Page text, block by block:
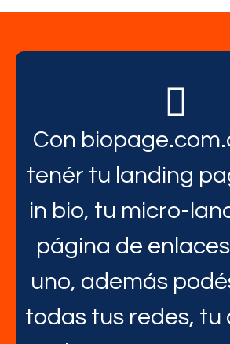
Con
tenér tu landing
in bio, tu micro-
página de
uno, además
todas tus redes, tu